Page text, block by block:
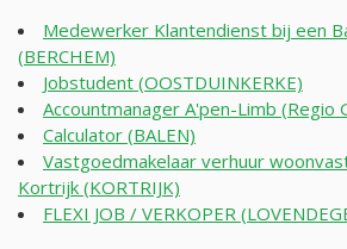
Medewerker Klantendienst bij een
(BERCHEM)
Jobstudent (OOSTDUINKERKE)
Accountmanager A'pen-Limb (Regio
Calculator (BALEN)
Vastgoedmakelaar verhuur
Kortrijk (KORTRIJK)
FLEXI JOB / VERKOPER